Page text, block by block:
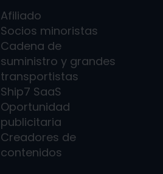
Afiliado
Socios minoristas
Cadena de
suministro y grandes
transportistas
Ship7 SaaS
Oportunidad
publicitaria
Creadores de
contenidos